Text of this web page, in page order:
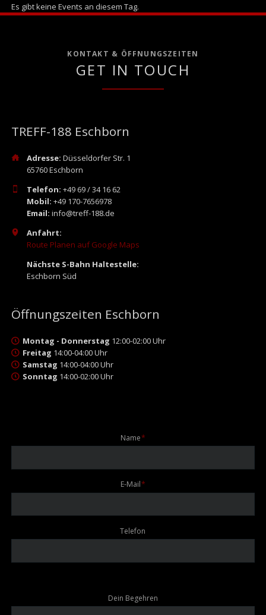
Es gibt keine Events an diesem Tag.
KONTAKT & ÖFFNUNGSZEITEN
GET IN TOUCH
TREFF-188 Eschborn
Adresse: Düsseldorfer Str. 1
65760 Eschborn
Telefon: +49 69 / 34 16 62
Mobil: +49 170-7656978
Email: info@treff-188.de
Anfahrt:
Route Planen auf Google Maps
Nächste S-Bahn Haltestelle:
Eschborn Süd
Öffnungszeiten Eschborn
Montag - Donnerstag 12:00-02:00 Uhr
Freitag 14:00-04:00 Uhr
Samstag 14:00-04:00 Uhr
Sonntag 14:00-02:00 Uhr
Pflichtfeld
Name*
Pflichtfeld
E-Mail*
Telefon
Dein Begehren